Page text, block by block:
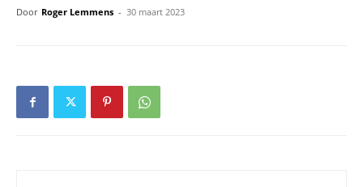
Door Roger Lemmens - 30 maart 2023